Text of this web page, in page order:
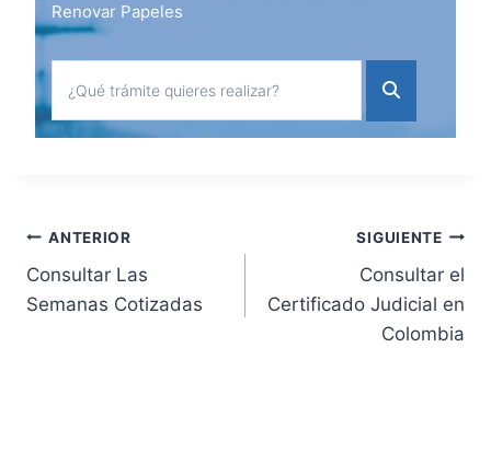
Renovar Papeles
Navegación
de
ANTERIOR
Consultar Las
Semanas Cotizadas
SIGUIENTE
Consultar el
Certificado Judicial en
Colombia